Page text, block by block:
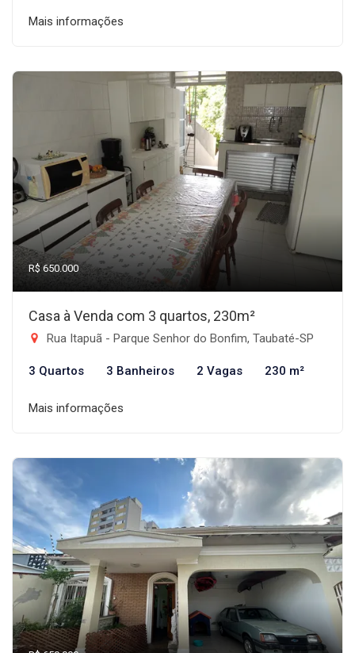
Mais informações
R$ 650.000
Casa à Venda com 3 quartos, 230m²
Rua Itapuã - Parque Senhor do Bonfim, Taubaté-SP
3 Quartos 3 Banheiros 2 Vagas 230 m²
Mais informações